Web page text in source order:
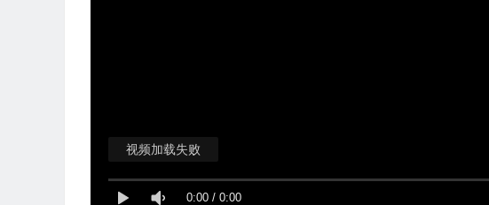
0:00 / 0:00
视频加载失败